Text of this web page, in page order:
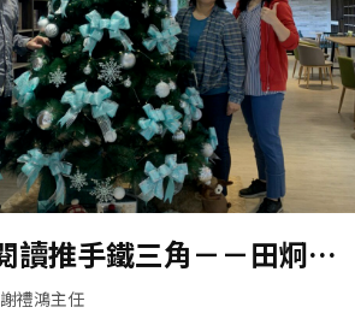
讀推手鐵三角－－田炯良
洪雅芳老師、黎鳳英老師
禮鴻主任